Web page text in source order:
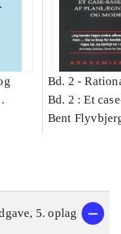
Bd. 2 -
Bd. 2 : Et
studie af
Bent
5. oplag